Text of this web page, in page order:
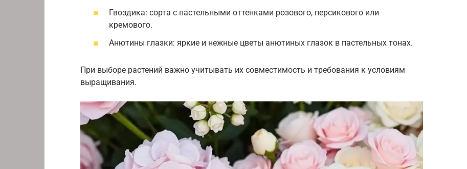
Гвоздика: сорта с пастельными оттенками розового, персикового или
кремового.
Анютины глазки: яркие и нежные цветы анютиных глазок в пастельных тонах.
При выборе растений важно учитывать их совместимость и требования к условиям
выращивания.